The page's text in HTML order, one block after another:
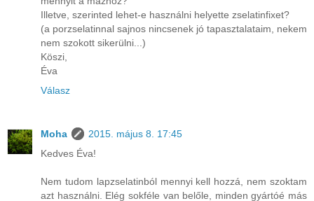
Illetve, szerinted lehet-e használni helyette zselatinfixet?
(a porzselatinnal sajnos nincsenek jó tapasztalataim, nekem
nem szokott sikerülni...)
Köszi,
Éva
Válasz
Moha
2015. május 8. 17:45
Kedves Éva!
Nem tudom lapzselatinból mennyi kell hozzá, nem szoktam
azt használni. Elég sokféle van belőle, minden gyártóé más